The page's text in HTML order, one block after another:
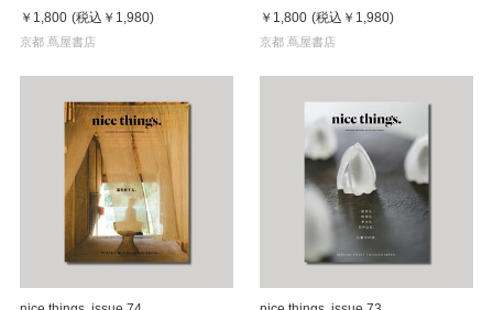
￥1,800 (税込 ￥1,980)
京都 蔦屋書店
￥1,800 (税込 ￥1,980)
京都 蔦屋書店